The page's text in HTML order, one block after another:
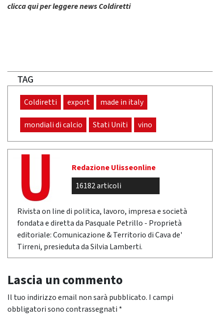
clicca qui per leggere news Coldiretti
TAG
Coldiretti export made in italy
mondiali di calcio Stati Uniti vino
Redazione Ulisseonline
16182 articoli
Rivista on line di politica, lavoro, impresa e società
fondata e diretta da Pasquale Petrillo - Proprietà
editoriale: Comunicazione & Territorio di Cava de'
Tirreni, presieduta da Silvia Lamberti.
Lascia un commento
Il tuo indirizzo email non sarà pubblicato. I campi
obbligatori sono contrassegnati *